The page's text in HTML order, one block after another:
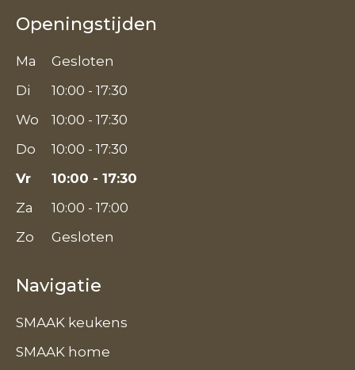
Openingstijden
Ma
Gesloten
Di
10:00 - 17:30
Wo
10:00 - 17:30
Do
10:00 - 17:30
Vr
10:00 - 17:30
Za
10:00 - 17:00
Zo
Gesloten
Navigatie
SMAAK keukens
SMAAK home